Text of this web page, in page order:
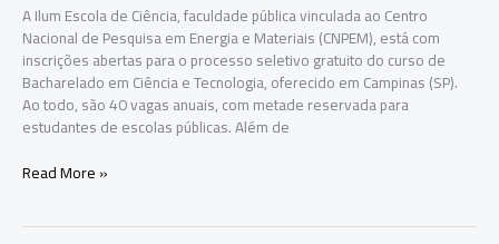
A Ilum Escola de Ciência, faculdade pública vinculada ao Centro
Nacional de Pesquisa em Energia e Materiais (CNPEM), está com
inscrições abertas para o processo seletivo gratuito do curso de
Bacharelado em Ciência e Tecnologia, oferecido em Campinas (SP).
Ao todo, são 40 vagas anuais, com metade reservada para
estudantes de escolas públicas. Além de
Faculdade
Read More »